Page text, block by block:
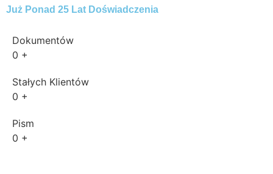
Już Ponad 25 Lat Doświadczenia
Dokumentów
0 +
Stałych Klientów
0 +
Pism
0 +